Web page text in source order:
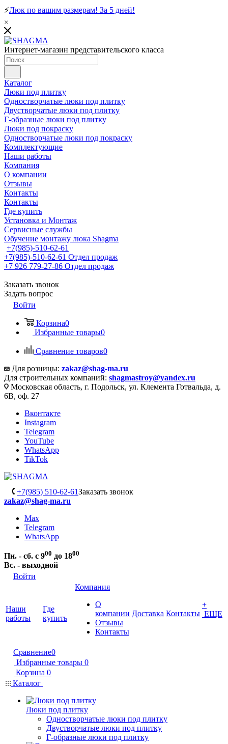
⚡Люк по вашим размерам! За 5 дней!
×
Интернет-магазин представительского класса
Каталог
Люки под плитку
Одностворчатые люки под плитку
Двустворчатые люки под плитку
Г-образные люки под плитку
Люки под покраску
Одностворчатые люки под покраску
Комплектующие
Наши работы
Компания
О компании
Отзывы
Контакты
Контакты
Где купить
Установка и Монтаж
Сервисные службы
Обучение монтажу люка Shagma
+7(985)-510-62-61
+7(985)-510-62-61 Отдел продаж
‪+7 926 779-27-86‬ Отдел продаж
Заказать звонок
Задать вопрос
Войти
Корзина0
Избранные товары0
Сравнение товаров0
Для розницы: zakaz@shag-ma.ru
Для строительных компаний: shagmastroy@yandex.ru
Московская область, г. Подольск, ул. Клемента Готвальда, д.
6В, оф. 27
Вконтакте
Instagram
Telegram
YouTube
WhatsApp
TikTok
+7(985) 510-62-61Заказать звонок
zakaz@shag-ma.ru
Max
Telegram
WhatsApp
Пн. - сб. с 900 до 1800
Вс. - выходной
Войти
Наши
работы
Где
купить
Компания
О
компании
Отзывы
Контакты
Доставка Контакты
+
ЕЩЕ
Сравнение0
Избранные товары 0
Корзина 0
Каталог
Люки под плитку
Одностворчатые люки под плитку
Двустворчатые люки под плитку
Г-образные люки под плитку